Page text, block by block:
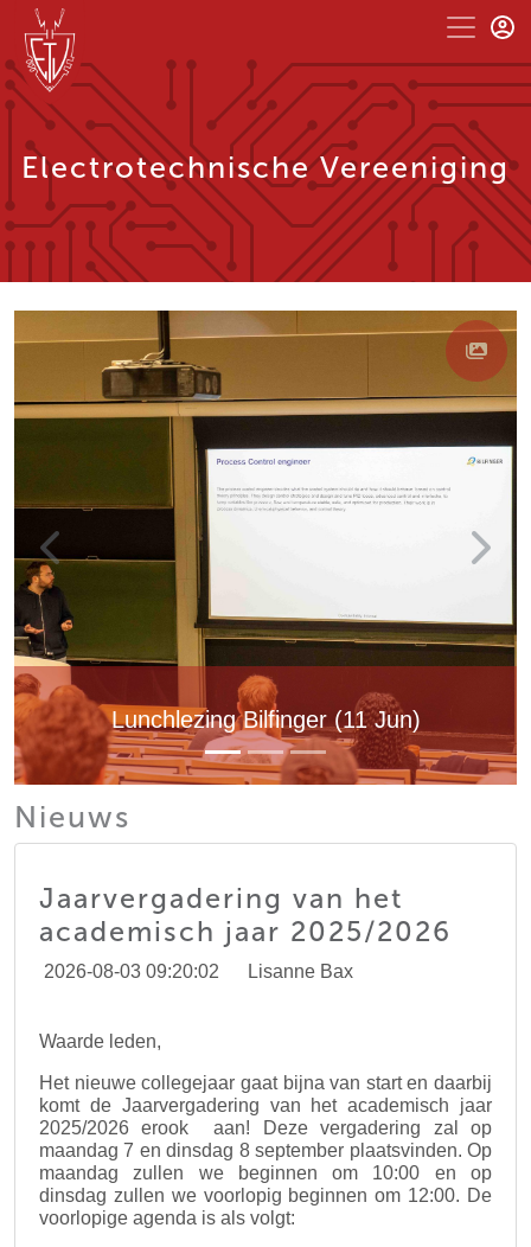
Electrotechnische Vereeniging
Lunchlezing Bilfinger (11 Jun)
Nieuws
Jaarvergadering van het
academisch jaar 2025/2026
2026-08-03 09:20:02 Lisanne Bax
Waarde leden,
Het nieuwe collegejaar gaat bijna van start en daarbij
komt de Jaarvergadering van het academisch jaar
2025/2026 erook aan! Deze vergadering zal op
maandag 7 en dinsdag 8 september plaatsvinden. Op
maandag zullen we beginnen om 10:00 en op
dinsdag zullen we voorlopig beginnen om 12:00. De
voorlopige agenda is als volgt: